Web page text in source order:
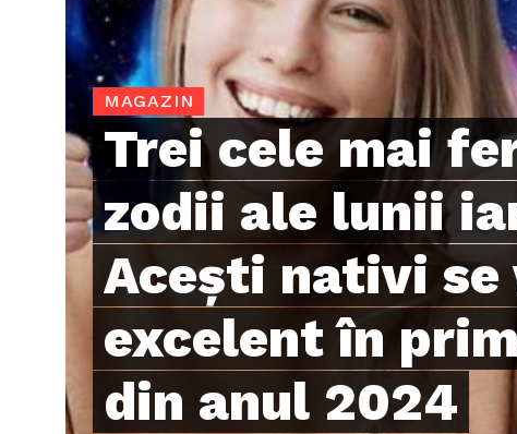
MAGAZIN
Trei cele mai
zodii ale lunii
Acești nativi
excelent în
din anul 2024